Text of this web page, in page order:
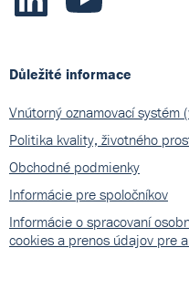
Důležité informace
Vnútorný oznamovací systém
Politika kvality, životného
Obchodné podmienky
Informácie pre spoločníkov
Informácie o spracovaní
cookies a prenos údajov pre